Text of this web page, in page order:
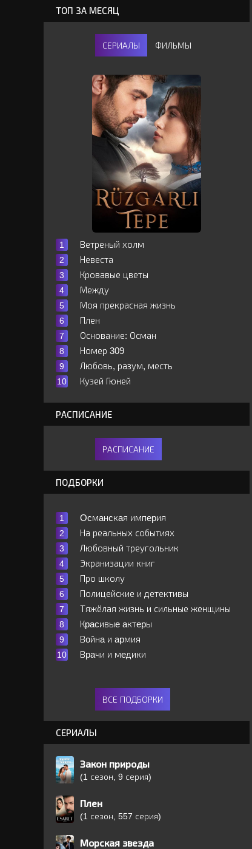
ТОП ЗА МЕСЯЦ
СЕРИАЛЫ ФИЛЬМЫ
Ветреный холм
Невеста
Кровавые цветы
Между
Моя прекрасная жизнь
Плен
Основание: Осман
Номер 309
Любовь, разум, месть
Кузей Гюней
РАСПИСАНИЕ
РАСПИСАНИЕ
ПОДБОРКИ
Ocмaнcкaя импepия
На реальных событиях
Любовный треугольник
Экранизации книг
Про школу
Полицейские и детективы
Тяжёлая жизнь и сильные женщины
Кpacивыe aктepы
Вoйнa и apмия
Вpaчи и мeдики
ВСЕ ПОДБОРКИ
СЕРИАЛЫ
Закон природы
(1 сезон, 9 серия)
Плен
(1 сезон, 557 серия)
Морская звезда